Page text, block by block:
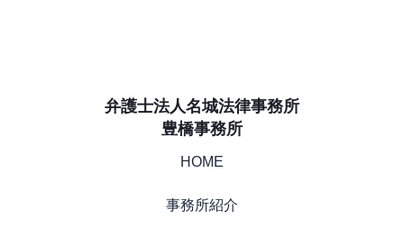
弁護士法人名城法律事務所
豊橋事務所
HOME
事務所紹介